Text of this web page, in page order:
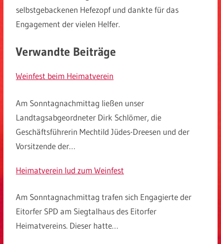
selbstgebackenen Hefezopf und dankte für das
Engagement der vielen Helfer.
Verwandte Beiträge
Weinfest beim Heimatverein
Am Sonntagnachmittag ließen unser
Landtagsabgeordneter Dirk Schlömer, die
Geschäftsführerin Mechtild Jüdes-Dreesen und der
Vorsitzende der…
Heimatverein lud zum Weinfest
Am Sonntagnachmittag trafen sich Engagierte der
Eitorfer SPD am Siegtalhaus des Eitorfer
Heimatvereins. Dieser hatte…